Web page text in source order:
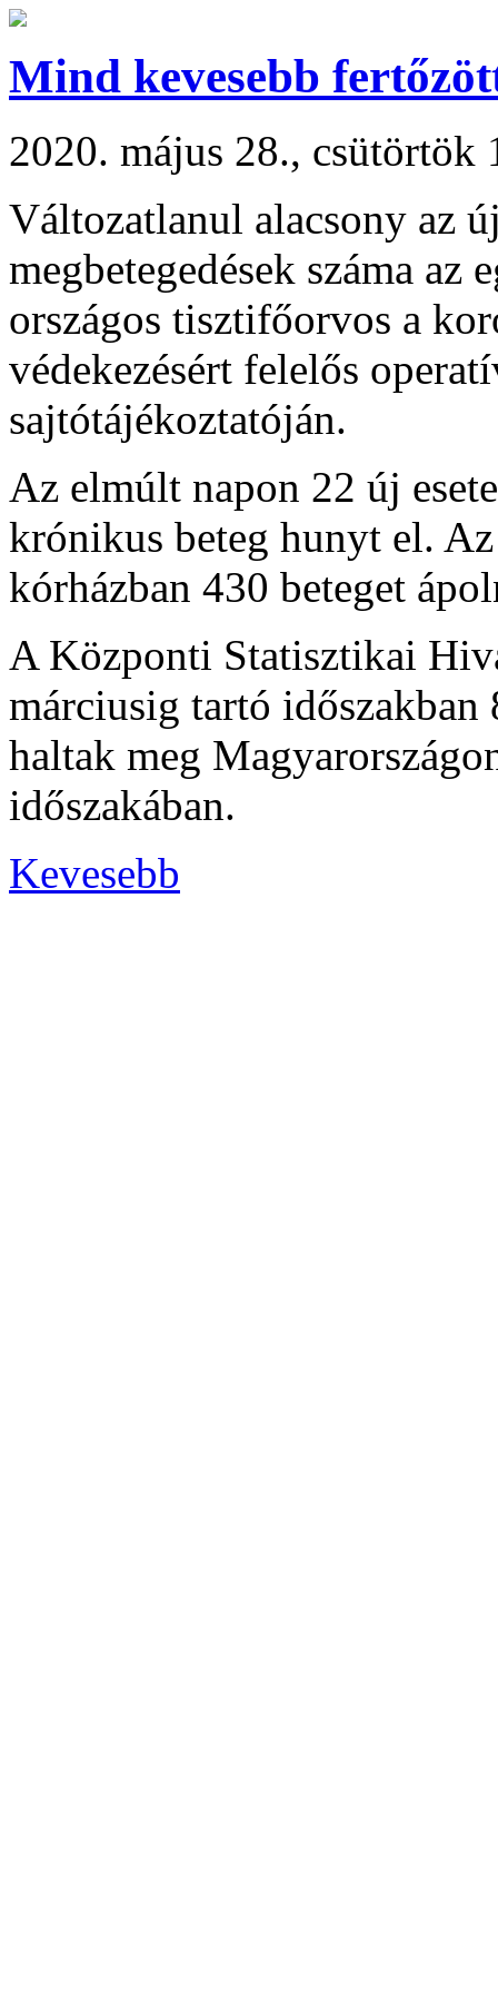
Mind kevesebb
2020. május 28., csütörtök
Változatlanul alacsony az
megbetegedések száma az
országos tisztifőorvos a
védekezésért felelős
sajtótájékoztatóján.
Az elmúlt napon 22 új
krónikus beteg hunyt el.
kórházban 430 beteget
A Központi Statisztikai
márciusig tartó időszakban
haltak meg
időszakában.
Kevesebb